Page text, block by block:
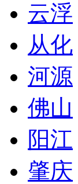
云浮
从化
河源
佛山
阳江
肇庆